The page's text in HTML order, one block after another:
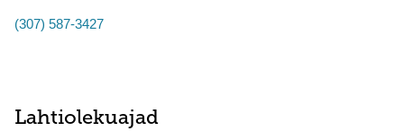
(307) 587-3427
Lahtiolekuajad